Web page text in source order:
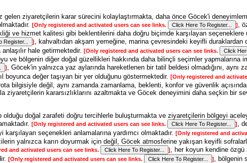
gelen ziyaretçilerin karar sürecini kolaylaştırmakta, daha önce Göcek'i
[Only registered and activated users can see links. ]
,
ve hizmet kalitesi gibi beklentilerini daha doğru biçimde karşılayan seçeneklere
]
, kahvaltıdan akşam yemeğine, marina çevresindeki keyifli
hale getirmektedir. [Only registered and activated users can see links.
ve bölgenin diğer doğal güzellikleri hakkında daha bilinçli seçimler yapmalarına
]
, Göcek'in yalnızca yaz aylarında hareketlenen bir tatil beldesi olmadığını,
boyunca değer taşıyan bir yer olduğunu göstermektedir. [Only registered and
bilgisiyle değil, aynı zamanda zamanlama, beklenti, konfor ve güvenlik
ziyaretçilerin kararsızlıklarını azaltmakta ve Göcek deneyimini daha seçkin bir
doğal zarafeti doğru tercihlerle buluşturmakta ve ziyaretçilerin bölgeyi
[Only registered and activated users can see links. ]
,
karşılayan seçenekleri anlamalarına yardımcı olmaktadır. [Only registered and
yalnızca karın doyurmak için değil, Göcek atmosferine yakışan keyifli
and activated users can see links. ]
, her koyun kendine
[Only registered and activated users can see links. ]
,